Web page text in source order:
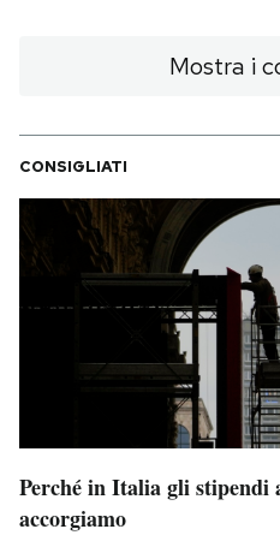
Mostra i
CONSIGLIATI
Perché in Italia gli stipendi
accorgiamo